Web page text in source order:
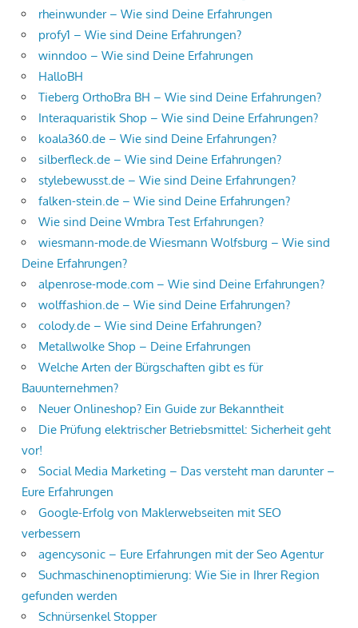
rheinwunder – Wie sind Deine Erfahrungen
profy1 – Wie sind Deine Erfahrungen?
winndoo – Wie sind Deine Erfahrungen
HalloBH
Tieberg OrthoBra BH – Wie sind Deine Erfahrungen?
Interaquaristik Shop – Wie sind Deine Erfahrungen?
koala360.de – Wie sind Deine Erfahrungen?
silberfleck.de – Wie sind Deine Erfahrungen?
stylebewusst.de – Wie sind Deine Erfahrungen?
falken-stein.de – Wie sind Deine Erfahrungen?
Wie sind Deine Wmbra Test Erfahrungen?
wiesmann-mode.de Wiesmann Wolfsburg – Wie sind
Deine Erfahrungen?
alpenrose-mode.com – Wie sind Deine Erfahrungen?
wolffashion.de – Wie sind Deine Erfahrungen?
colody.de – Wie sind Deine Erfahrungen?
Metallwolke Shop – Deine Erfahrungen
Welche Arten der Bürgschaften gibt es für
Bauunternehmen?
Neuer Onlineshop? Ein Guide zur Bekanntheit
Die Prüfung elektrischer Betriebsmittel: Sicherheit geht
vor!
Social Media Marketing – Das versteht man darunter –
Eure Erfahrungen
Google-Erfolg von Maklerwebseiten mit SEO
verbessern
agencysonic – Eure Erfahrungen mit der Seo Agentur
Suchmaschinenoptimierung: Wie Sie in Ihrer Region
gefunden werden
Schnürsenkel Stopper